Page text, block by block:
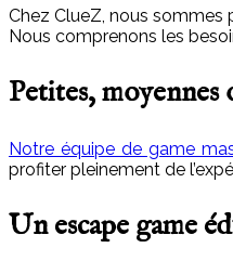
Chez ClueZ, nous sommes
Nous comprenons les
Petites, moyennes
Notre équipe de game
profiter pleinement de
Un escape game